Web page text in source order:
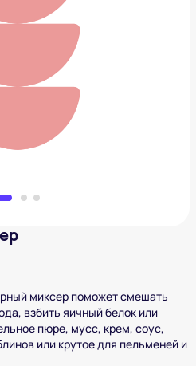
миксер
миксер поможет смешать
взбить яичный белок или
пюре, мусс, крем, соус,
или крутое для пельменей и